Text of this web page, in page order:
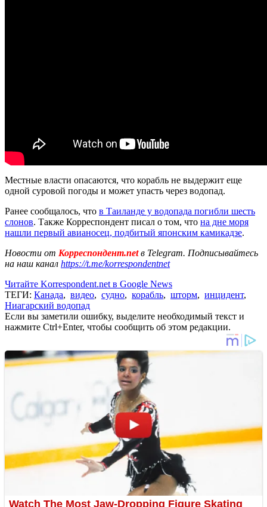
Местные власти опасаются, что корабль не выдержит еще
одной суровой погоды и может упасть через водопад.
Ранее сообщалось, что в Таиланде у водопада погибли шесть
слонов. Также Корреспондент писал о том, что на дне моря
нашли первый авианосец, подбитый японским камикадзе.
Новости от Корреспондент.netв Telegram. Подписывайтесь
на наш канал https://t.me/korrespondentnet
Читайте Korrespondent.net в Google News
ТЕГИ: Канада, видео, судно, корабль, шторм, инцидент,
Ниагарский водопад
Если вы заметили ошибку, выделите необходимый текст и
нажмите Ctrl+Enter, чтобы сообщить об этом редакции.